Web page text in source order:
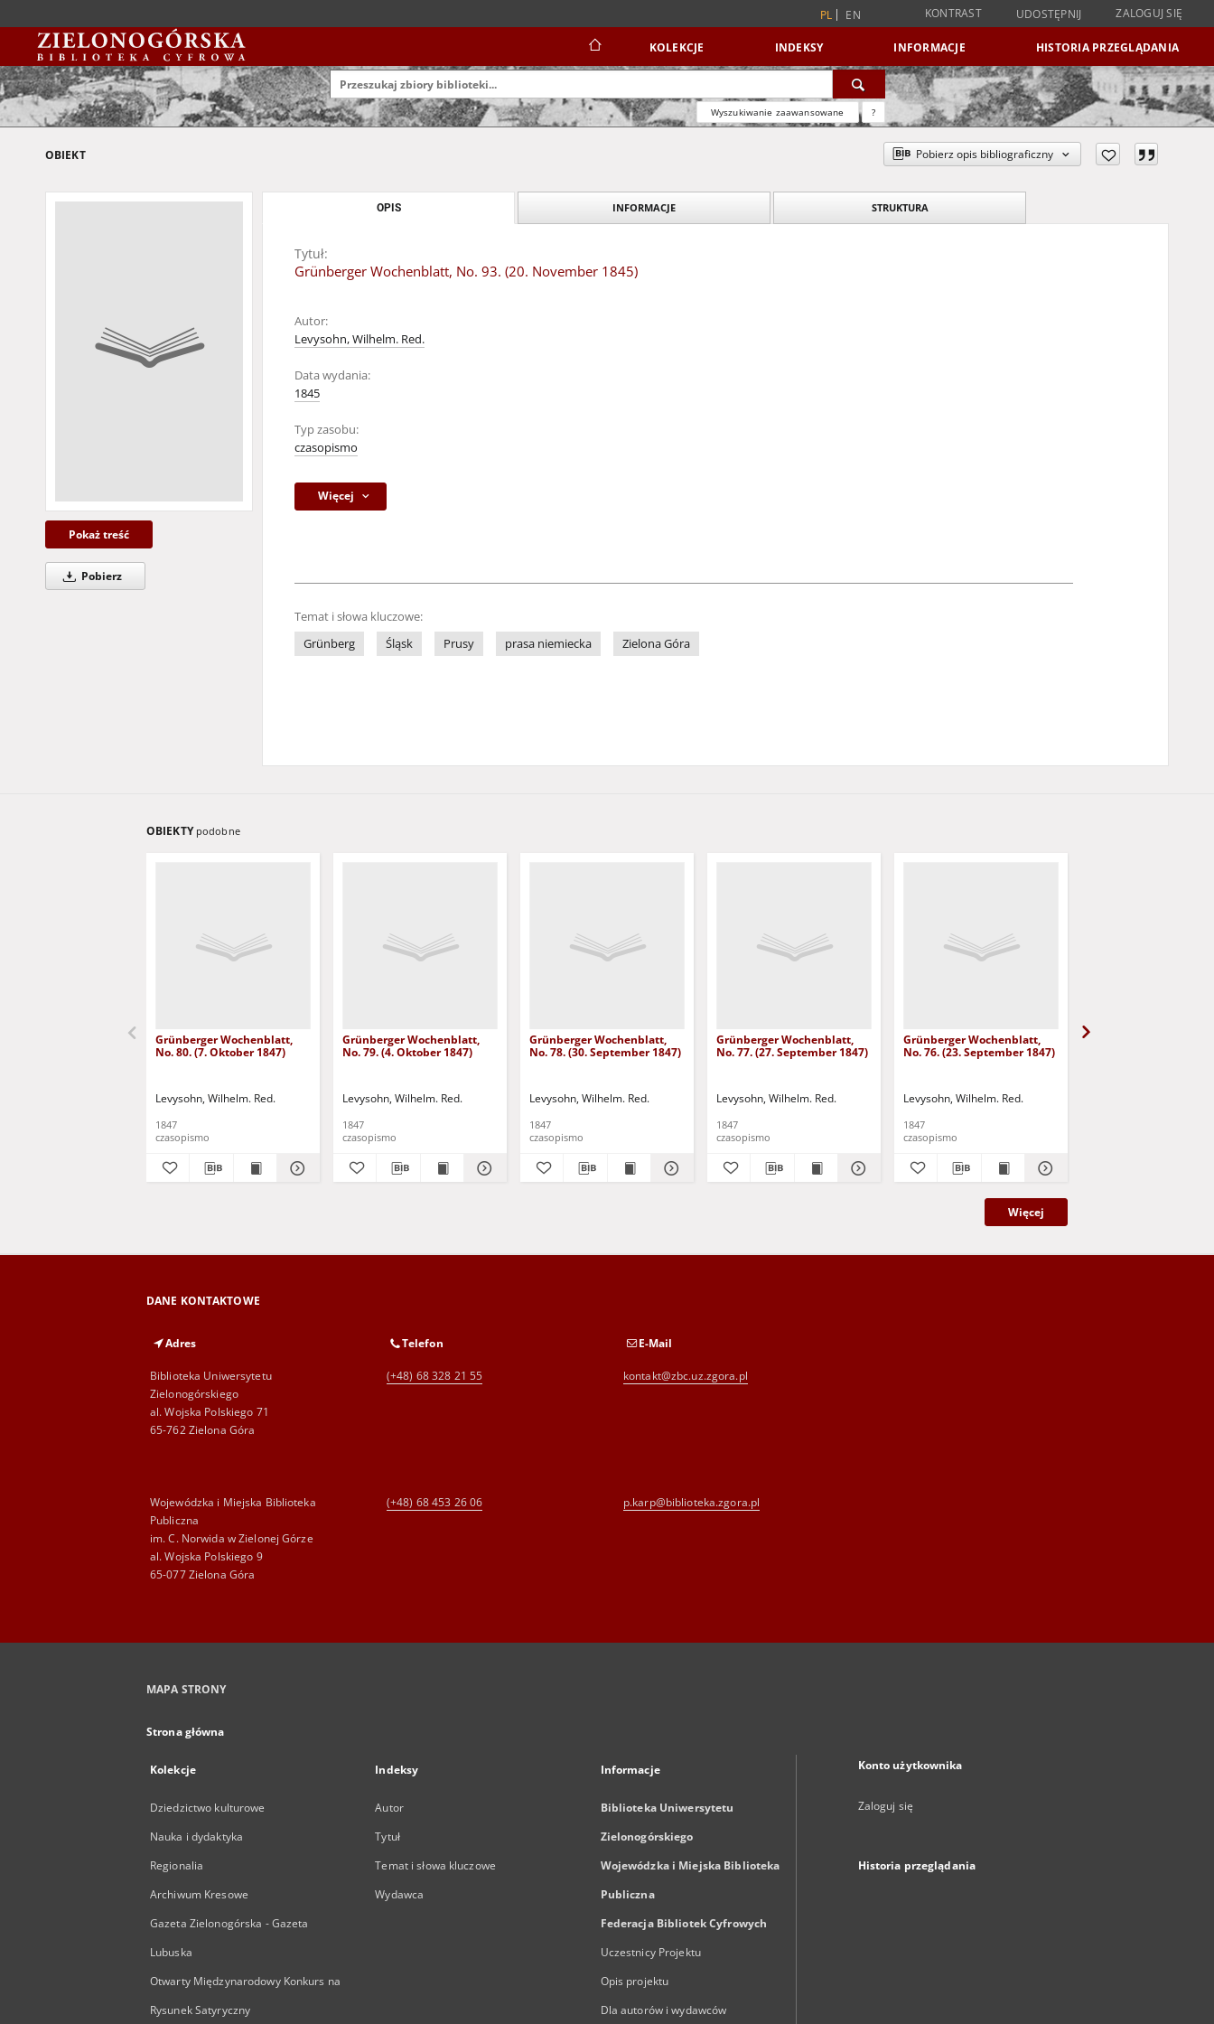
PL EN KONTRAST UDOSTĘPNIJ ZALOGUJ SIĘ
KOLEKCJE INDEKSY INFORMACJE HISTORIA PRZEGLĄDANIA
Wyszukiwanie zaawansowane ?
OBIEKT Pobierz opis bibliograficzny
Pokaż treść
Pobierz
OPIS INFORMACJE STRUKTURA
Tytuł:
Grünberger Wochenblatt, No. 93. (20. November 1845)
Autor:
Levysohn, Wilhelm. Red.
Data wydania:
1845
Typ zasobu:
czasopismo
Więcej
Temat i słowa kluczowe:
Grünberg
Śląsk Prusy prasa niemiecka Zielona Góra
OBIEKTY podobne
Grünberger Wochenblatt,
No. 80. (7. Oktober 1847)
Levysohn, Wilhelm. Red.
1847
czasopismo
Grünberger Wochenblatt,
No. 79. (4. Oktober 1847)
Levysohn, Wilhelm. Red.
1847
czasopismo
Grünberger Wochenblatt,
No. 78. (30. September 1847)
Levysohn, Wilhelm. Red.
1847
czasopismo
Grünberger Wochenblatt,
No. 77. (27. September 1847)
Levysohn, Wilhelm. Red.
1847
czasopismo
Grünberger Wochenblatt,
No. 76. (23. September 1847)
Levysohn, Wilhelm. Red.
1847
czasopismo
Więcej
DANE KONTAKTOWE
Adres
Biblioteka Uniwersytetu
Zielonogórskiego
al. Wojska Polskiego 71
65-762 Zielona Góra
Telefon
(+48) 68 328 21 55
E-Mail
kontakt@zbc.uz.zgora.pl
Wojewódzka i Miejska Biblioteka
Publiczna
im. C. Norwida w Zielonej Górze
al. Wojska Polskiego 9
65-077 Zielona Góra
(+48) 68 453 26 06 p.karp@biblioteka.zgora.pl
MAPA STRONY
Strona główna
Kolekcje
Dziedzictwo kulturowe
Nauka i dydaktyka
Regionalia
Archiwum Kresowe
Gazeta Zielonogórska - Gazeta
Lubuska
Otwarty Międzynarodowy Konkurs na
Rysunek Satyryczny
Indeksy
Autor
Tytuł
Temat i słowa kluczowe
Wydawca
Informacje
Biblioteka Uniwersytetu
Zielonogórskiego
Wojewódzka i Miejska Biblioteka
Publiczna
Federacja Bibliotek Cyfrowych
Uczestnicy Projektu
Opis projektu
Dla autorów i wydawców
Konto użytkownika
Zaloguj się
Historia przeglądania